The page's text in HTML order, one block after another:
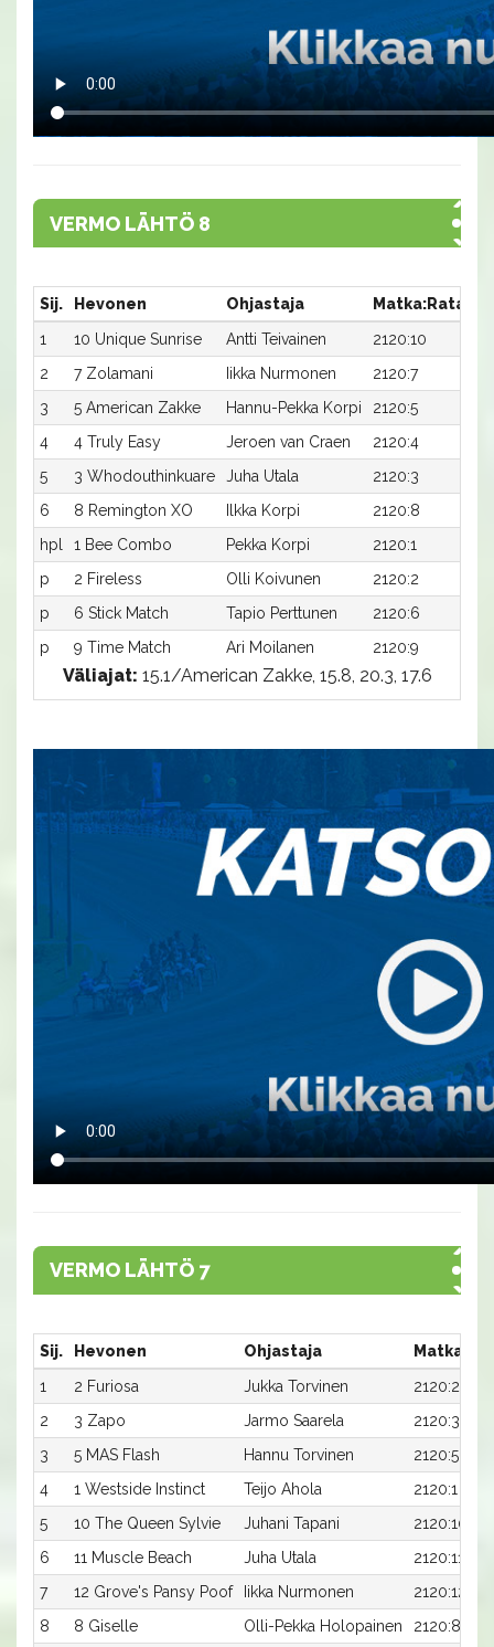
VERMO LÄHTÖ 8
Sij. Hevonen Ohjastaja Matka:Rata
1
10 Unique Sunrise Antti Teivainen 2120:10
2
7 Zolamani Iikka Nurmonen 2120:7
3
5 American Zakke Hannu-Pekka Korpi 2120:5
4
4 Truly Easy Jeroen van Craen 2120:4
5
3 Whodouthinkuare Juha Utala 2120:3
6
8 Remington XO Ilkka Korpi 2120:8
hpl
1 Bee Combo Pekka Korpi 2120:1
p
2 Fireless Olli Koivunen 2120:2
p
6 Stick Match Tapio Perttunen 2120:6
p
9 Time Match Ari Moilanen 2120:9
Väliajat: 15.1/American Zakke, 15.8, 20.3, 17.6
VERMO LÄHTÖ 7
Sij. Hevonen Ohjastaja
1
2 Furiosa Jukka Torvinen
2120:2
2
3 Zapo Jarmo Saarela
2120:3
3
5 MAS Flash Hannu Torvinen
2120:5
4
1 Westside Instinct Teijo Ahola
2120:1
5
10 The Queen Sylvie Juhani Tapani
2120:10
6
11 Muscle Beach Juha Utala
2120:11
7
12 Grove's Pansy Poof Iikka Nurmonen
2120:12
8
8 Giselle Olli-Pekka Holopainen 2120:8